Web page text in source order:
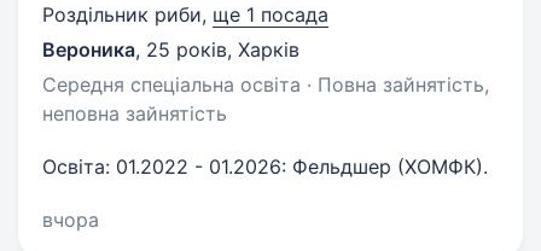
Роздільник риби, ще 1 посада
Вероника, 25 років, Харків
Середня спеціальна освіта · Повна зайнятість,
неповна зайнятість
Освіта: 01.2022 - 01.2026: Фельдшер (ХОМФК).
вчора